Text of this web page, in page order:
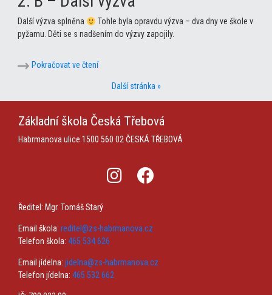
Další výzva splněna
Tohle byla opravdu výzva – dva dny ve škole v
pyžamu. Děti se s nadšením do výzvy zapojily.
Pokračovat ve čtení
Další stránka »
Základní škola Česká Třebová
Habrmanova ulice 1500 560 02 ČESKÁ TŘEBOVÁ
Ředitel: Mgr. Tomáš Starý
Email škola: reditel@zs-habrmanova.cz
Telefon škola: 465 534 626
Email jídelna: jidelna@zs-habrmanova.cz
Telefon jídelna: 465 532 662